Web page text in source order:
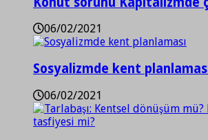
06/02/2021
Sosyalizmde kent
06/02/2021